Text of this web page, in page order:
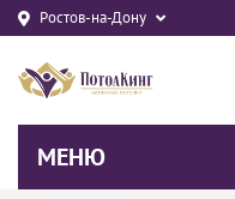
Ростов-на-Дону
МЕНЮ